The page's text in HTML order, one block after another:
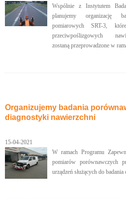
Wspólnie z Instytutem
planujemy organizację
pomiarowych SRT-3,
przeciwpoślizgowych
zostaną przeprowadzone w
Organizujemy badania
diagnostyki nawierzchni
15-04-2021
W ramach Programu
pomiarów porównawczych
urządzeń służących do